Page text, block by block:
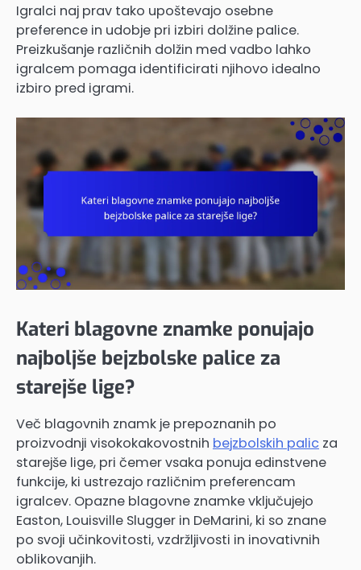
Igralci naj prav tako upoštevajo osebne
preference in udobje pri izbiri dolžine palice.
Preizkušanje različnih dolžin med vadbo lahko
igralcem pomaga identificirati njihovo idealno
izbiro pred igrami.
Kateri blagovne znamke ponujajo
najboljše bejzbolske palice za
starejše lige?
Več blagovnih znamk je prepoznanih po
proizvodnji visokokakovostnih bejzbolskih palic za
starejše lige, pri čemer vsaka ponuja edinstvene
funkcije, ki ustrezajo različnim preferencam
igralcev. Opazne blagovne znamke vključujejo
Easton, Louisville Slugger in DeMarini, ki so znane
po svoji učinkovitosti, vzdržljivosti in inovativnih
oblikovanjih.